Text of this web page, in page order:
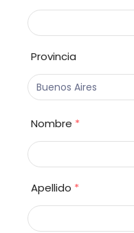
Provincia
Nombre *
Apellido *